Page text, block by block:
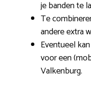
je banden te
Te
andere extra
Eventueel
voor een
Valkenburg.